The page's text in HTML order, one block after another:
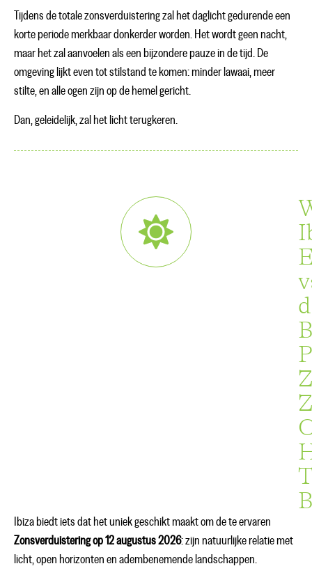
Tijdens de totale zonsverduistering zal het daglicht gedurende een
korte periode merkbaar donkerder worden. Het wordt geen nacht,
maar het zal aanvoelen als een bijzondere pauze in de tijd. De
omgeving lijkt even tot stilstand te komen: minder lawaai, meer
stilte, en alle ogen zijn op de hemel gericht.
Dan, geleidelijk, zal het licht terugkeren.
Ibiza biedt iets dat het uniek geschikt maakt om de te ervaren
Zonsverduistering op 12 augustus 2026: zijn natuurlijke relatie met
licht, open horizonten en adembenemende landschappen.